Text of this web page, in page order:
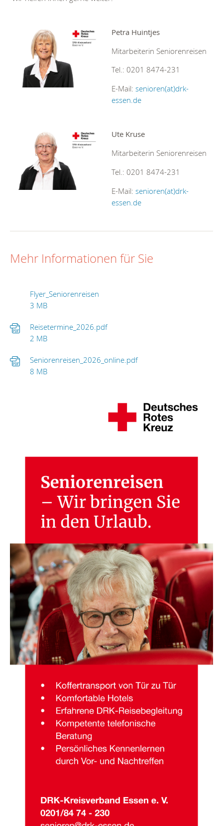
Petra Huintjes
Mitarbeiterin Seniorenreisen
Tel.: 0201 8474-231
E-Mail: senioren(at)drk-
essen.de
Ute Kruse
Mitarbeiterin Seniorenreisen
Tel.: 0201 8474-231
E-Mail: senioren(at)drk-
essen.de
Mehr Informationen für Sie
Flyer_Seniorenreisen
3 MB
Reisetermine_2026.pdf
2 MB
Seniorenreisen_2026_online.pdf
8 MB